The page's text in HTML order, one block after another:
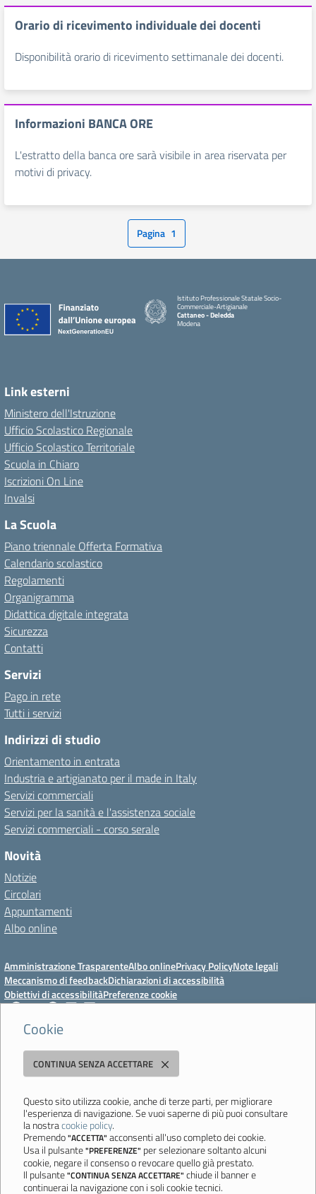
Cookie
CONTINUA SENZA ACCETTARE
Questo sito utilizza cookie, anche di terze parti, per migliorare
l'esperienza di navigazione. Se vuoi saperne di più puoi consultare
la nostracookie policy.
Premendo"ACCETTA" acconsenti all'uso completo dei cookie.
Usa il pulsante"PREFERENZE" per selezionare soltanto alcuni
cookie, negare il consenso o revocare quello già prestato.
Il pulsante"CONTINUA SENZA ACCETTARE" chiude il banner e
continuerai la navigazione con i soli cookie tecnici.
Orario di ricevimento individuale dei docenti
Disponibilità orario di ricevimento settimanale dei docenti.
Informazioni BANCA ORE
L'estratto della banca ore sarà visibile in area riservata per
motivi di privacy.
Pagina 1
Istituto Professionale Statale Socio-
Commerciale-Artigianale
Cattaneo - Deledda
Modena
Link esterni
Ministero dell'Istruzione
Ufficio Scolastico Regionale
Ufficio Scolastico Territoriale
Scuola in Chiaro
Iscrizioni On Line
Invalsi
La Scuola
Piano triennale Offerta Formativa
Calendario scolastico
Regolamenti
Organigramma
Didattica digitale integrata
Sicurezza
Contatti
Servizi
Pago in rete
Tutti i servizi
Indirizzi di studio
Orientamento in entrata
Industria e artigianato per il made in Italy
Servizi commerciali
Servizi per la sanità e l'assistenza sociale
Servizi commerciali - corso serale
Novità
Notizie
Circolari
Appuntamenti
Albo online
Amministrazione TrasparenteAlbo onlinePrivacy PolicyNote legali
Meccanismo di feedbackDichiarazioni di accessibilità
Obiettivi di accessibilitàPreferenze cookie
Istituto Professionale Statale Socio-Commerciale-Artigianale "Cattaneo -
Deledda"
351005 - Email:morc08000g@istruzione.it- PEC:
morc08000g@pec.istruzione.it
Codice meccanografico: MORC08000G - C.F. 94177200360
Ultimo aggiornamento: Mercoledì, 29 Luglio 2026 ore 10:08